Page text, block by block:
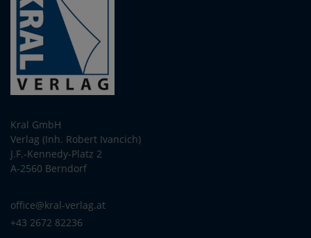
Kral GmbH
Verlag (Inh. Robert Ivancich)
J.F.-Kennedy-Platz 2
A-2560 Berndorf
office@kral-verlag.at
+43 2672 82236